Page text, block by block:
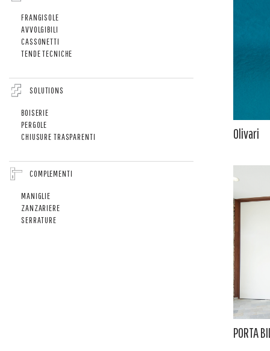
FRANGISOLE
AVVOLGIBILI
CASSONETTI
TENDE TECNICHE
SOLUTIONS
BOISERIE
PERGOLE
CHIUSURE TRASPARENTI
COMPLEMENTI
MANIGLIE
ZANZARIERE
SERRATURE
Olivari
PORTA